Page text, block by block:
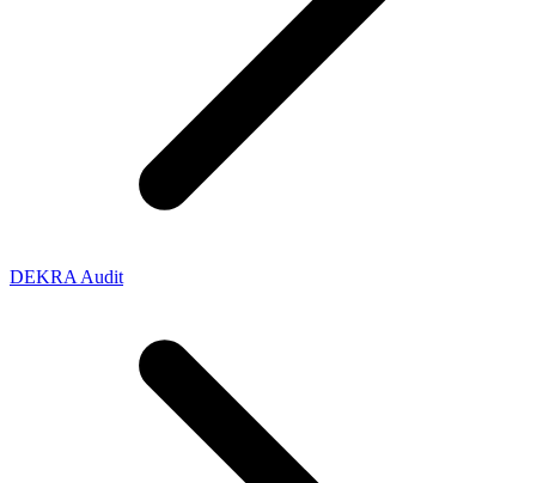
DEKRA Audit